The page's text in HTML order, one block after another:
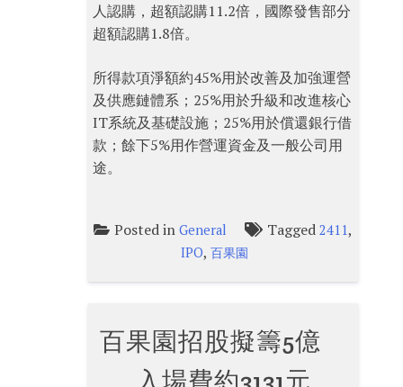
人認購，超額認購11.2倍，國際發售部分
超額認購1.8倍。
所得款項淨額約45%用於改善及加強運營
及供應鏈體系；25%用於升級和改進核心
IT系統及基礎設施；25%用於償還銀行借
款；餘下5%用作營運資金及一般公司用
途。
Posted inGeneral Tagged2411,
IPO, 百果園
百果園招股擬籌5億